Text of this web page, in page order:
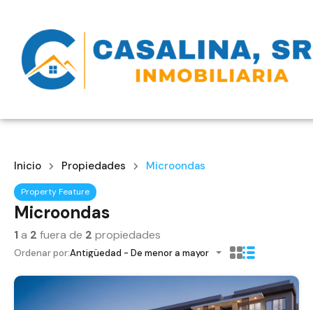
Inicio Propiedades Microondas
Property Feature
Microondas
1a 2 fuera de 2 propiedades
Ordenar por:Antigüedad - De menor a mayor